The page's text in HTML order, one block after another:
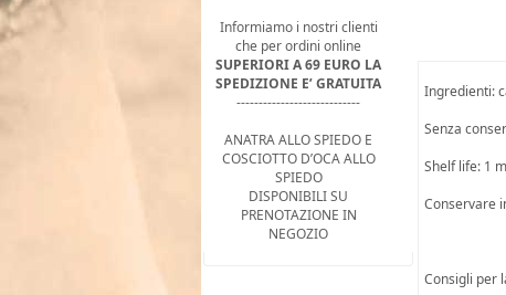
Informiamo i nostri clienti
che per ordini online
SUPERIORI A 69 EURO LA
SPEDIZIONE E’ GRATUITA
----------------------------
ANATRA ALLO SPIEDO E
COSCIOTTO D’OCA ALLO
SPIEDO
DISPONIBILI SU
PRENOTAZIONE IN
NEGOZIO
Ingredienti:
Senza
Shelf life: 1
Conservare
Consigli per